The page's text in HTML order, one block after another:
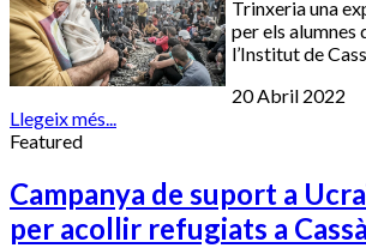
Trinxeria una
per els alumnes
l’Institut de
20 Abril 2022
Llegeix més...
Featured
Campanya de suport a
per acollir refugiats a Cassà